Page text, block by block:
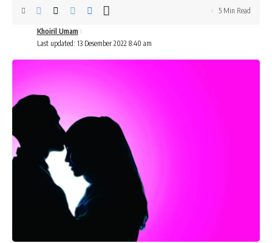
Last updated: 13 Desember 2022 8:40 am
Khoiril Umam
5 Min Read